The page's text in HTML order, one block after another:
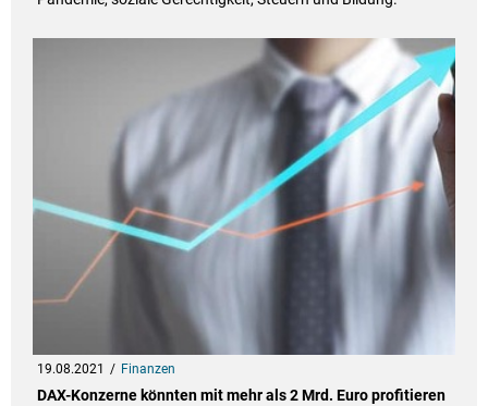
19.08.2021 Finanzen
DAX-Konzerne könnten mit mehr als 2 Mrd. Euro profitieren